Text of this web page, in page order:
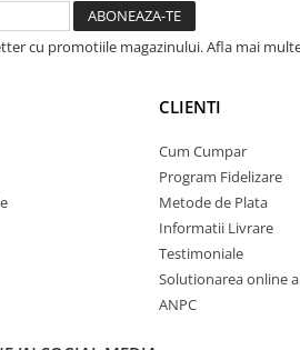
cu promotiile magazinului. Afla mai
CLIENTI
Cum Cumpar
Program Fidelizare
Metode de Plata
Informatii Livrare
Testimoniale
Solutionarea online
ANPC